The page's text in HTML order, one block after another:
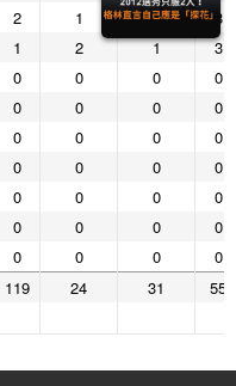
2 1 2
3
1 2 1
3
0 0 0
0
0 0 0
0
0 0 0
0
0 0 0
0
0 0 0
0
0 0 0
0
0 0 0
0
119 24 31
55